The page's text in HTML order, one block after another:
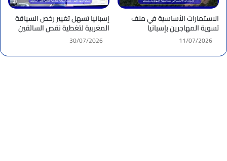
الاستمارات الأساسية في ملف
تسوية المهاجرين بإسبانيا
11/07/2026
إسبانيا تسهل تغيير رخص السياقة
المغربية لتغطية نقص السائقين
30/07/2026